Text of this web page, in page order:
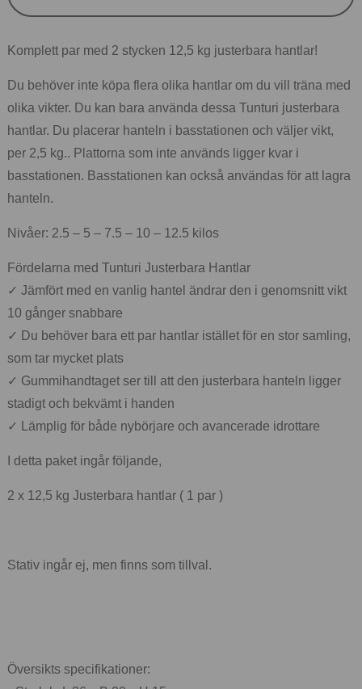
Komplett par med 2 stycken 12,5 kg justerbara hantlar!
Du behöver inte köpa flera olika hantlar om du vill träna med
olika vikter. Du kan bara använda dessa Tunturi justerbara
hantlar. Du placerar hanteln i basstationen och väljer vikt,
per 2,5 kg.. Plattorna som inte används ligger kvar i
basstationen. Basstationen kan också användas för att lagra
hanteln.
Nivåer: 2.5 – 5 – 7.5 – 10 – 12.5 kilos
Fördelarna med Tunturi Justerbara Hantlar
✓ Jämfört med en vanlig hantel ändrar den i genomsnitt vikt
10 gånger snabbare
✓ Du behöver bara ett par hantlar istället för en stor samling,
som tar mycket plats
✓ Gummihandtaget ser till att den justerbara hanteln ligger
stadigt och bekvämt i handen
✓ Lämplig för både nybörjare och avancerade idrottare
I detta paket ingår följande,
2 x 12,5 kg Justerbara hantlar ( 1 par )
Stativ ingår ej, men finns som tillval.
Översikts specifikationer: